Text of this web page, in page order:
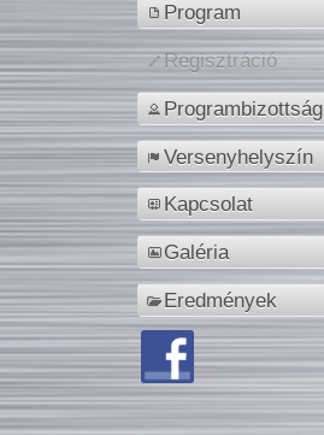
Program
Regisztráció
Programbizottság
Versenyhelyszín
Kapcsolat
Galéria
Eredmények